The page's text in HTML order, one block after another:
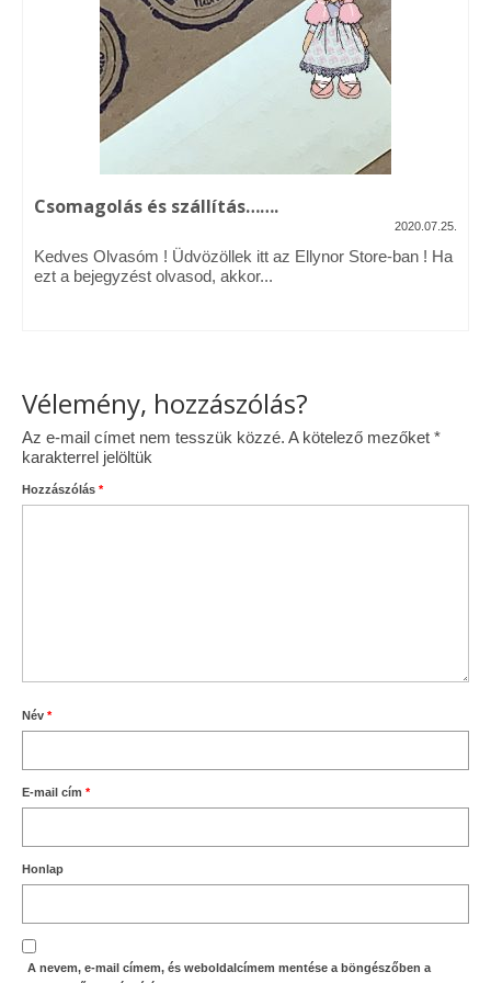
Vásárok, ahol velem is találkozhattál…
Alapanyagok, kellékek
A termékek tisztítása
Ellynor története
Adatkezelési tájékoztató
Általános Szerződési Feltételek
Csomagolás és szállítás…….
2020.07.25.
Kedves Olvasóm ! Üdvözöllek itt az Ellynor Store-ban ! Ha
ezt a bejegyzést olvasod, akkor...
Vélemény, hozzászólás?
Az e-mail címet nem tesszük közzé. A kötelező mezőket *
karakterrel jelöltük
Hozzászólás *
Név *
E-mail cím *
Honlap
A nevem, e-mail címem, és weboldalcímem mentése a böngészőben a